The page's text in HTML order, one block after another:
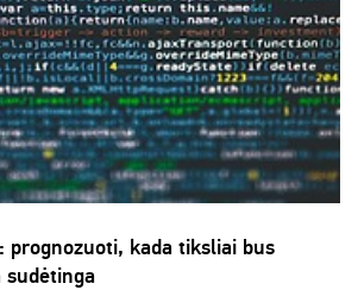
prognozuoti, kada tiksliai bus
sudėtinga